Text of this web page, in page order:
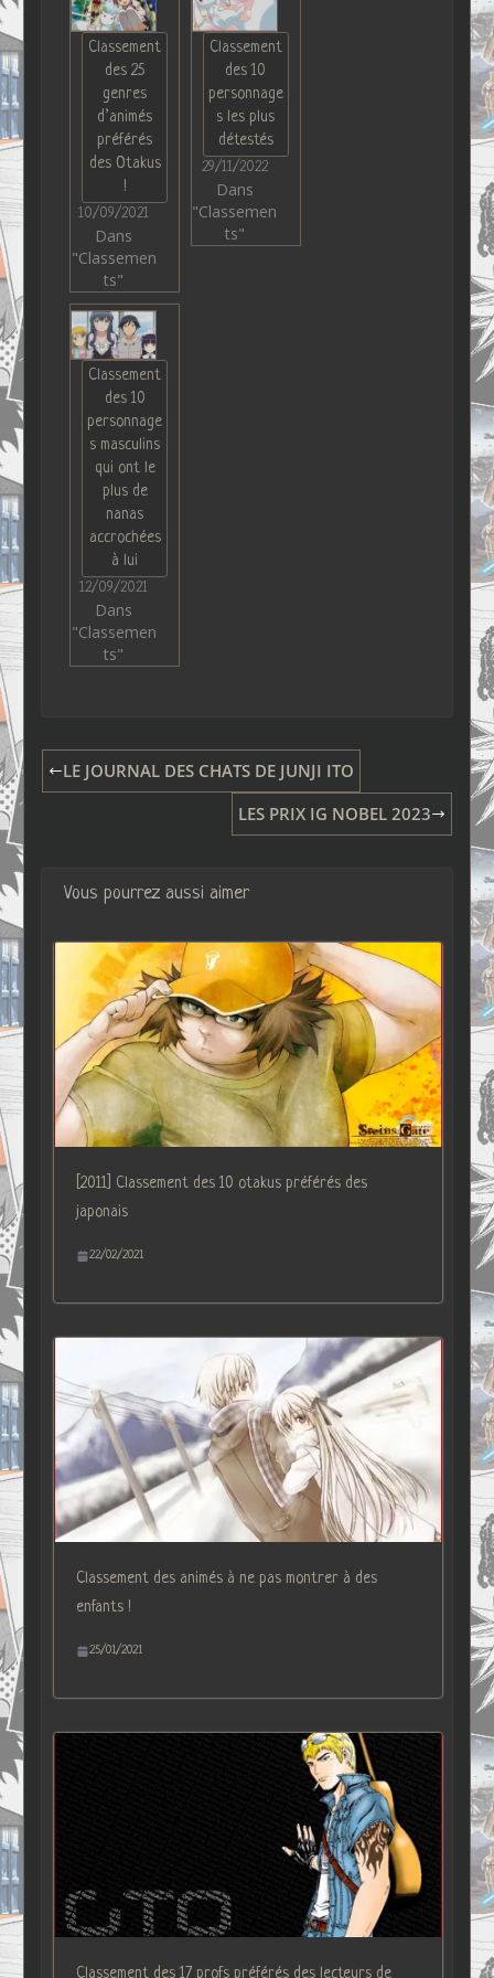
Classement
des 25
genres
d’animés
préférés
des Otakus
!
10/09/2021
Dans
"Classemen
ts"
Classement
des 10
personnage
s les plus
détestés
29/11/2022
Dans
"Classemen
ts"
Classement
des 10
personnage
s masculins
qui ont le
plus de
nanas
accrochées
à lui
12/09/2021
Dans
"Classemen
ts"
LE JOURNAL DES CHATS DE JUNJI ITO
LES PRIX IG NOBEL 2023
Vous pourrez aussi aimer
[2011] Classement des 10 otakus préférés des
japonais
22/02/2021
Classement des animés à ne pas montrer à des
enfants !
25/01/2021
Classement des 17 profs préférés des lecteurs de